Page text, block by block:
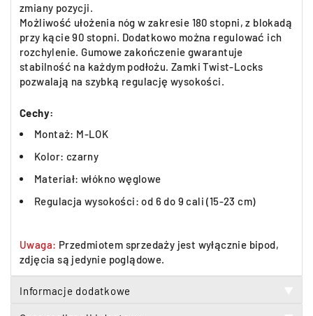
zmiany pozycji.
Możliwość ułożenia nóg w zakresie 180 stopni, z blokadą
przy kącie 90 stopni. Dodatkowo można regulować ich
rozchylenie. Gumowe zakończenie gwarantuje
stabilność na każdym podłożu. Zamki Twist-Locks
pozwalają na szybką regulację wysokości.
Cechy:
Montaż: M-LOK
Kolor: czarny
Materiał: włókno węglowe
Regulacja wysokości: od 6 do 9 cali (15-23 cm)
Uwaga: Przedmiotem sprzedaży jest wyłącznie bipod,
zdjęcia są jedynie poglądowe.
Informacje dodatkowe